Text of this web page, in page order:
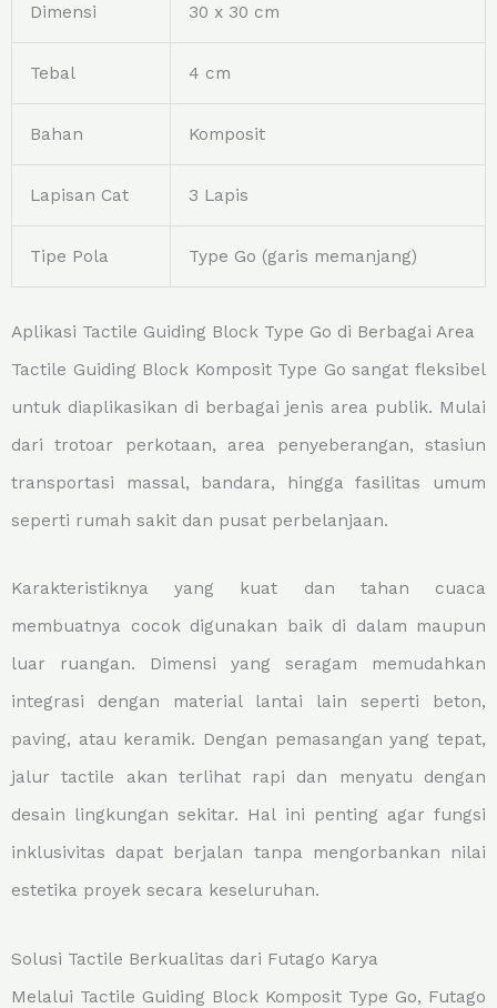
Dimensi 30 x 30 cm
Tebal 4 cm
Bahan Komposit
Lapisan Cat 3 Lapis
Tipe Pola Type Go (garis memanjang)
Aplikasi Tactile Guiding Block Type Go di Berbagai Area
Tactile Guiding Block Komposit Type Go sangat fleksibel
untuk diaplikasikan di berbagai jenis area publik. Mulai
dari trotoar perkotaan, area penyeberangan, stasiun
transportasi massal, bandara, hingga fasilitas umum
seperti rumah sakit dan pusat perbelanjaan.
Karakteristiknya yang kuat dan tahan cuaca
membuatnya cocok digunakan baik di dalam maupun
luar ruangan. Dimensi yang seragam memudahkan
integrasi dengan material lantai lain seperti beton,
paving, atau keramik. Dengan pemasangan yang tepat,
jalur tactile akan terlihat rapi dan menyatu dengan
desain lingkungan sekitar. Hal ini penting agar fungsi
inklusivitas dapat berjalan tanpa mengorbankan nilai
estetika proyek secara keseluruhan.
Solusi Tactile Berkualitas dari Futago Karya
Melalui Tactile Guiding Block Komposit Type Go, Futago